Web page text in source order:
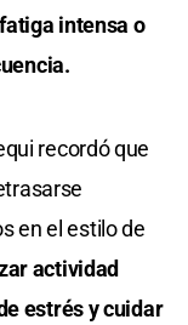
intensa o
recordó que
en el estilo de
actividad
estrés y cuidar